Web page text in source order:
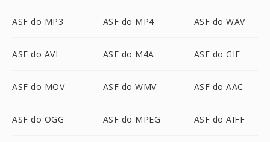
ASF do MP3 ASF do MP4 ASF do WAV
ASF do AVI ASF do M4A ASF do GIF
ASF do MOV ASF do WMV ASF do AAC
ASF do OGG ASF do MPEG ASF do AIFF